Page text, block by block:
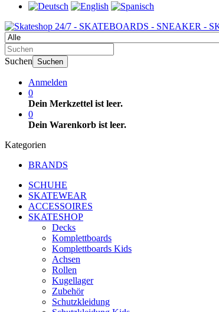
Suchen Suchen
Anmelden
0
Dein Merkzettel ist leer.
0
Dein Warenkorb ist leer.
Kategorien
BRANDS
SCHUHE
SKATEWEAR
ACCESSOIRES
SKATESHOP
Decks
Komplettboards
Komplettboards Kids
Achsen
Rollen
Kugellager
Zubehör
Schutzkleidung